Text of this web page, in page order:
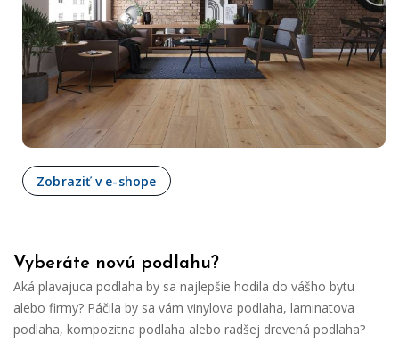
Zobraziť v e-shope
Vyberáte novú podlahu?
Aká plavajuca podlaha by sa najlepšie hodila do vášho bytu
alebo firmy? Páčila by sa vám vinylova podlaha, laminatova
podlaha, kompozitna podlaha alebo radšej drevená podlaha?